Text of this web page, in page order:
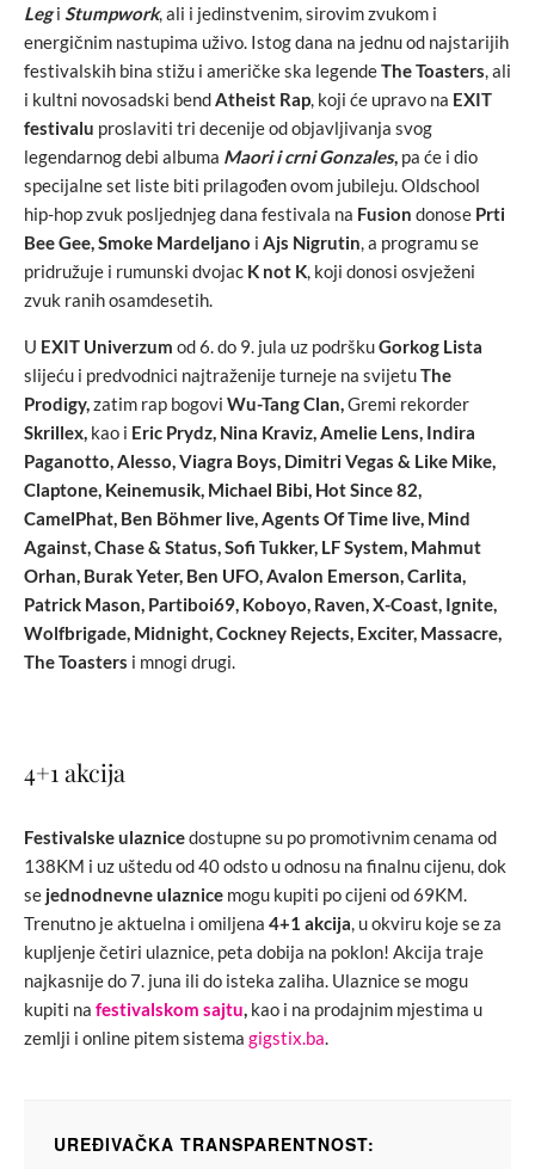
Leg i Stumpwork, ali i jedinstvenim, sirovim zvukom i
energičnim nastupima uživo. Istog dana na jednu od najstarijih
festivalskih bina stižu i američke ska legendeThe Toasters, ali
i kultni novosadski bendAtheist Rap, koji će upravo na EXIT
festivalu proslaviti tri decenije od objavljivanja svog
legendarnog debi albuma Maori i crni Gonzales, pa će i dio
specijalne set liste biti prilagođen ovom jubileju. Oldschool
hip-hop zvuk posljednjeg dana festivala na Fusion donose Prti
Bee Gee, Smoke Mardeljano i Ajs Nigrutin, a programu se
pridružuje i rumunski dvojac K not K, koji donosi osvježeni
zvuk ranih osamdesetih.
U EXIT Univerzum od 6. do 9. jula uz podrškuGorkog Lista
slijeću i predvodnici najtraženije turneje na svijetuThe
Prodigy,zatim rap bogovi Wu-Tang Clan,Gremi rekorder
Skrillex, kao i Eric Prydz, Nina Kraviz, Amelie Lens, Indira
Paganotto, Alesso, Viagra Boys, Dimitri Vegas & Like Mike,
Claptone, Keinemusik, Michael Bibi, Hot Since 82,
CamelPhat, Ben Böhmer live, Agents Of Time live, Mind
Against, Chase & Status, Sofi Tukker, LF System, Mahmut
Orhan, Burak Yeter, Ben UFO, Avalon Emerson, Carlita,
Patrick Mason, Partiboi69, Koboyo, Raven, X-Coast, Ignite,
Wolfbrigade, Midnight, Cockney Rejects, Exciter, Massacre,
The Toasters i mnogi drugi.
4+1 akcija
Festivalske ulaznicedostupne su po promotivnim cenama od
138KM i uz uštedu od 40 odsto u odnosu na finalnu cijenu, dok
se jednodnevne ulaznice mogu kupiti po cijeni od 69KM.
Trenutno je aktuelna i omiljena 4+1 akcija, u okviru koje se za
kupljenje četiri ulaznice, peta dobija na poklon! Akcija traje
najkasnije do 7. juna ili do isteka zaliha. Ulaznice se mogu
kupiti na festivalskom sajtu, kao i na prodajnim mjestima u
zemlji i online pitem sistema gigstix.ba.
UREĐIVAČKA TRANSPARENTNOST: